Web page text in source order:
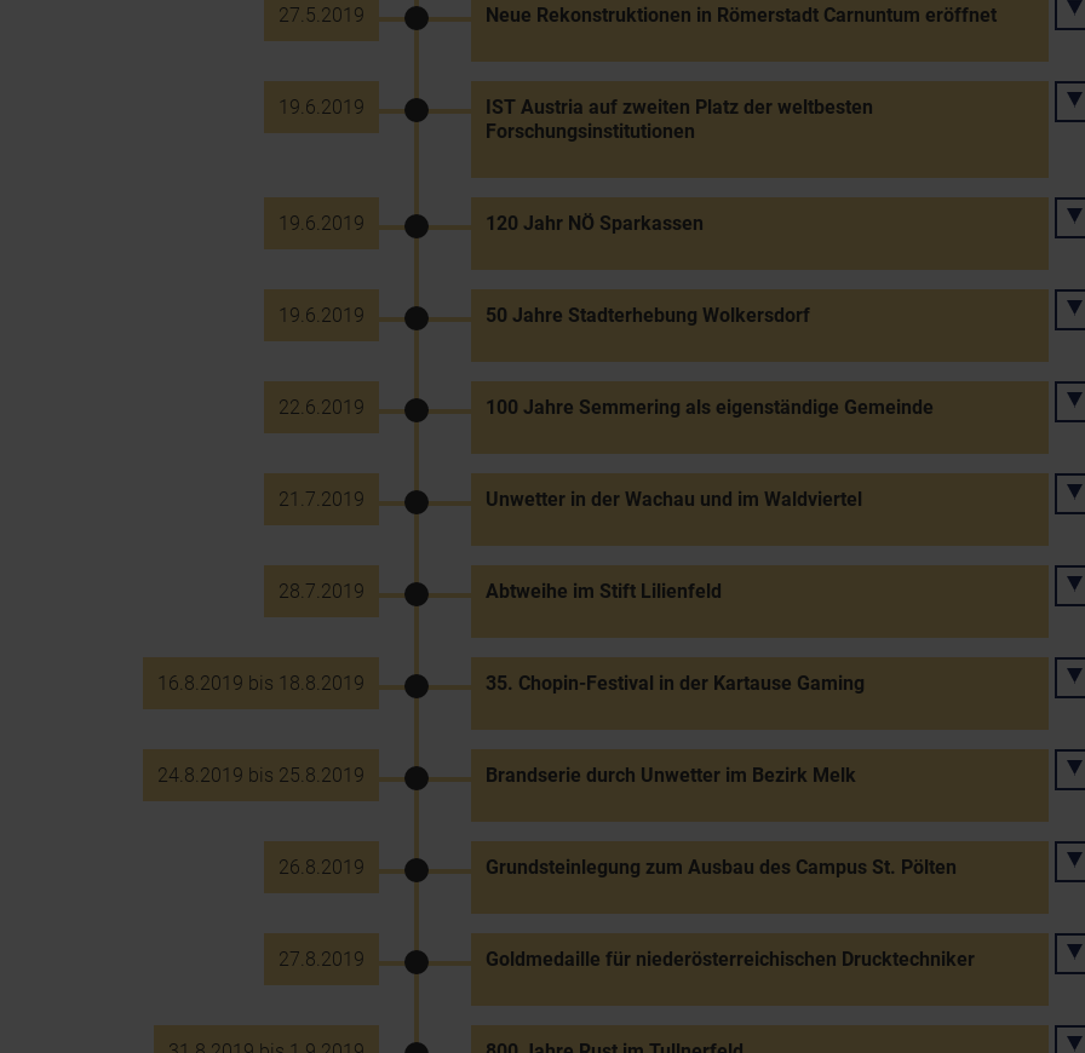
27.5.2019 Neue Rekonstruktionen in Römerstadt Carnuntum eröffnet
19.6.2019
IST Austria auf zweiten Platz der weltbesten
Forschungsinstitutionen
19.6.2019 120 Jahr NÖ Sparkassen
19.6.2019 50 Jahre Stadterhebung Wolkersdorf
22.6.2019 100 Jahre Semmering als eigenständige Gemeinde
21.7.2019 Unwetter in der Wachau und im Waldviertel
28.7.2019 Abtweihe im Stift Lilienfeld
16.8.2019 bis 18.8.2019 35. Chopin-Festival in der Kartause Gaming
24.8.2019 bis 25.8.2019 Brandserie durch Unwetter im Bezirk Melk
26.8.2019 Grundsteinlegung zum Ausbau des Campus St. Pölten
27.8.2019 Goldmedaille für niederösterreichischen Drucktechniker